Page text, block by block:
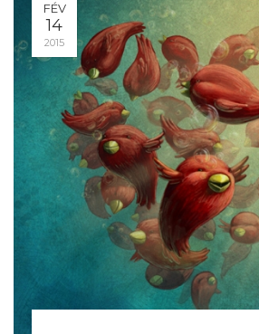
FÉV
14
2015